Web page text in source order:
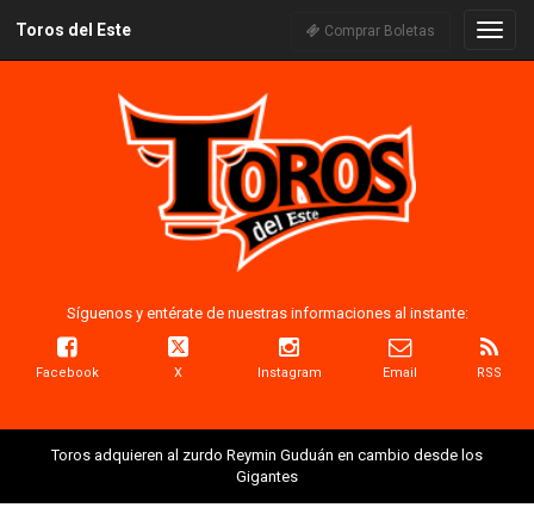
Toros del Este Comprar Boletas
Síguenos y entérate de nuestras informaciones al instante:
Facebook X Instagram Email RSS
Toros adquieren al zurdo Reymin Guduán en cambio desde los
Gigantes